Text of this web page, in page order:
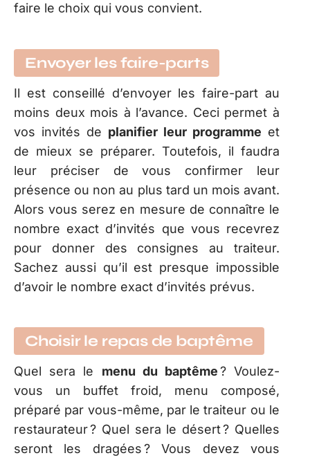
faire le choix qui vous convient.
Envoyer les faire-parts
Il est conseillé d’envoyer les faire-part au
moins deux mois à l’avance. Ceci permet à
vos invités de planifier leur programme et
de mieux se préparer. Toutefois, il faudra
leur préciser de vous confirmer leur
présence ou non au plus tard un mois avant.
Alors vous serez en mesure de connaître le
nombre exact d’invités que vous recevrez
pour donner des consignes au traiteur.
Sachez aussi qu’il est presque impossible
d’avoir le nombre exact d’invités prévus.
Choisir le repas de baptême
Quel sera le menu du baptême? Voulez-
vous un buffet froid, menu composé,
préparé par vous-même, par le traiteur ou le
restaurateur ? Quel sera le désert ? Quelles
seront les dragées ? Vous devez vous